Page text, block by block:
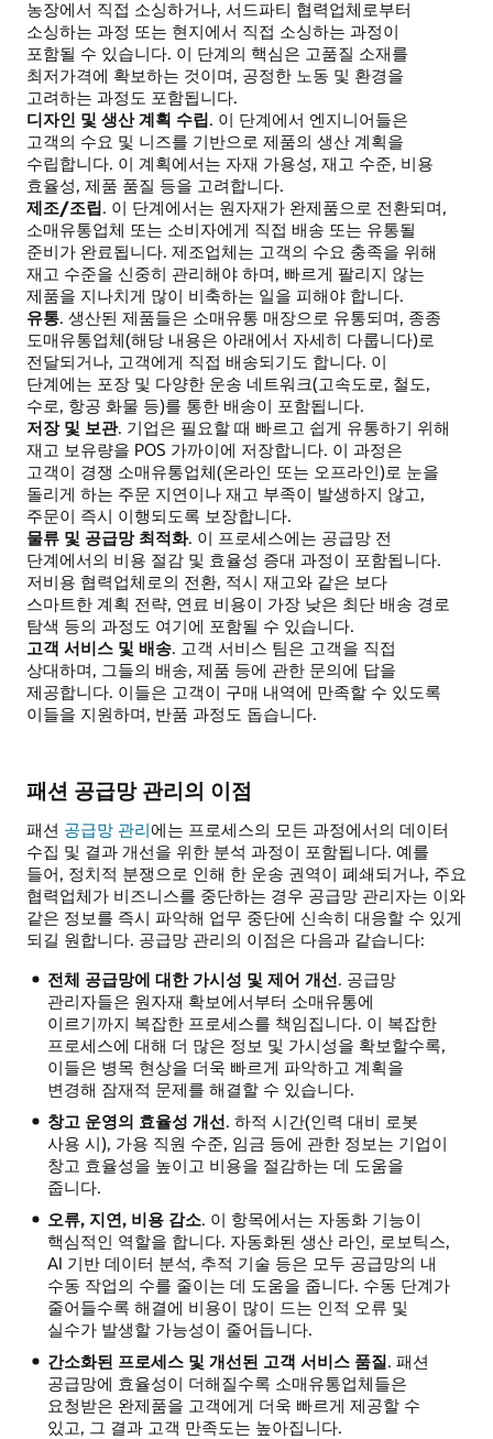
농장에서 직접 소싱하거나, 서드파티 협력업체로부터
소싱하는 과정 또는 현지에서 직접 소싱하는 과정이
포함될 수 있습니다. 이 단계의 핵심은 고품질 소재를
최저가격에 확보하는 것이며, 공정한 노동 및 환경을
고려하는 과정도 포함됩니다.
디자인 및 생산 계획 수립. 이 단계에서 엔지니어들은
고객의 수요 및 니즈를 기반으로 제품의 생산 계획을
수립합니다. 이 계획에서는 자재 가용성, 재고 수준, 비용
효율성, 제품 품질 등을 고려합니다.
제조/조립. 이 단계에서는 원자재가 완제품으로 전환되며,
소매유통업체 또는 소비자에게 직접 배송 또는 유통될
준비가 완료됩니다. 제조업체는 고객의 수요 충족을 위해
재고 수준을 신중히 관리해야 하며, 빠르게 팔리지 않는
제품을 지나치게 많이 비축하는 일을 피해야 합니다.
유통. 생산된 제품들은 소매유통 매장으로 유통되며, 종종
도매유통업체(해당 내용은 아래에서 자세히 다룹니다)로
전달되거나, 고객에게 직접 배송되기도 합니다. 이
단계에는 포장 및 다양한 운송 네트워크(고속도로, 철도,
수로, 항공 화물 등)를 통한 배송이 포함됩니다.
저장 및 보관. 기업은 필요할 때 빠르고 쉽게 유통하기 위해
재고 보유량을 POS 가까이에 저장합니다. 이 과정은
고객이 경쟁 소매유통업체(온라인 또는 오프라인)로 눈을
돌리게 하는 주문 지연이나 재고 부족이 발생하지 않고,
주문이 즉시 이행되도록 보장합니다.
물류 및 공급망 최적화. 이 프로세스에는 공급망 전
단계에서의 비용 절감 및 효율성 증대 과정이 포함됩니다.
저비용 협력업체로의 전환, 적시 재고와 같은 보다
스마트한 계획 전략, 연료 비용이 가장 낮은 최단 배송 경로
탐색 등의 과정도 여기에 포함될 수 있습니다.
고객 서비스 및 배송. 고객 서비스 팀은 고객을 직접
상대하며, 그들의 배송, 제품 등에 관한 문의에 답을
제공합니다. 이들은 고객이 구매 내역에 만족할 수 있도록
이들을 지원하며, 반품 과정도 돕습니다.
패션 공급망 관리의 이점
패션 공급망 관리에는 프로세스의 모든 과정에서의 데이터
수집 및 결과 개선을 위한 분석 과정이 포함됩니다. 예를
들어, 정치적 분쟁으로 인해 한 운송 권역이 폐쇄되거나, 주요
협력업체가 비즈니스를 중단하는 경우 공급망 관리자는 이와
같은 정보를 즉시 파악해 업무 중단에 신속히 대응할 수 있게
되길 원합니다. 공급망 관리의 이점은 다음과 같습니다:
전체 공급망에 대한 가시성 및 제어 개선. 공급망
관리자들은 원자재 확보에서부터 소매유통에
이르기까지 복잡한 프로세스를 책임집니다. 이 복잡한
프로세스에 대해 더 많은 정보 및 가시성을 확보할수록,
이들은 병목 현상을 더욱 빠르게 파악하고 계획을
변경해 잠재적 문제를 해결할 수 있습니다.
창고 운영의 효율성 개선. 하적 시간(인력 대비 로봇
사용 시), 가용 직원 수준, 임금 등에 관한 정보는 기업이
창고 효율성을 높이고 비용을 절감하는 데 도움을
줍니다.
오류, 지연, 비용 감소. 이 항목에서는 자동화 기능이
핵심적인 역할을 합니다. 자동화된 생산 라인, 로보틱스,
AI 기반 데이터 분석, 추적 기술 등은 모두 공급망의 내
수동 작업의 수를 줄이는 데 도움을 줍니다. 수동 단계가
줄어들수록 해결에 비용이 많이 드는 인적 오류 및
실수가 발생할 가능성이 줄어듭니다.
간소화된 프로세스 및 개선된 고객 서비스 품질. 패션
공급망에 효율성이 더해질수록 소매유통업체들은
요청받은 완제품을 고객에게 더욱 빠르게 제공할 수
있고, 그 결과 고객 만족도는 높아집니다.